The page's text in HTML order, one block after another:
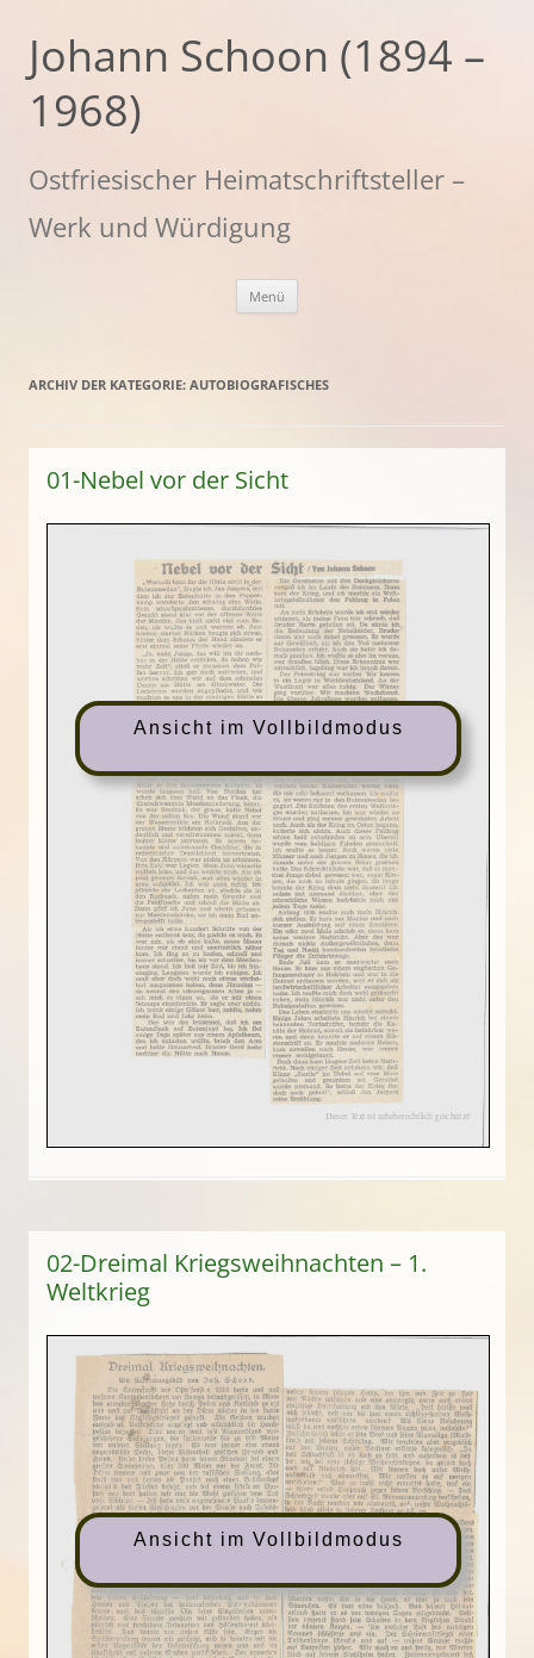
springen
Johann Schoon (1894 –
1968)
Ostfriesischer Heimatschriftsteller –
Werk und Würdigung
Menü
ARCHIV DER KATEGORIE: AUTOBIOGRAFISCHES
01-Nebel vor der Sicht
Ansicht im Vollbildmodus
02-Dreimal Kriegsweihnachten – 1.
Weltkrieg
Ansicht im Vollbildmodus